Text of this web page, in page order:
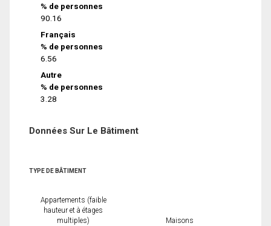
% de personnes
90.16
Français
% de personnes
6.56
Autre
% de personnes
3.28
Données Sur Le Bâtiment
TYPE DE BÂTIMENT
Appartements (faible
hauteur et à étages
multiples)
Maisons